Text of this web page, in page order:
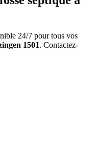
24/7 pour tous vos
1501. Contactez-